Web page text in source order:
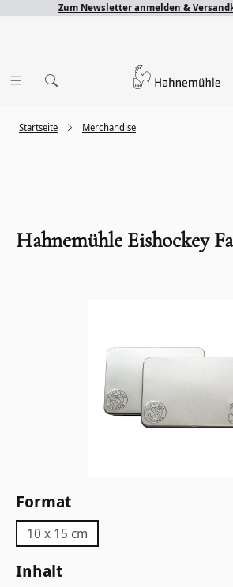
Zum Newsletter anmelden &
Merchandise
Startseite
Hahnemühle Eishockey
Formatauswählen
10 x 15 cm
Inhaltauswählen